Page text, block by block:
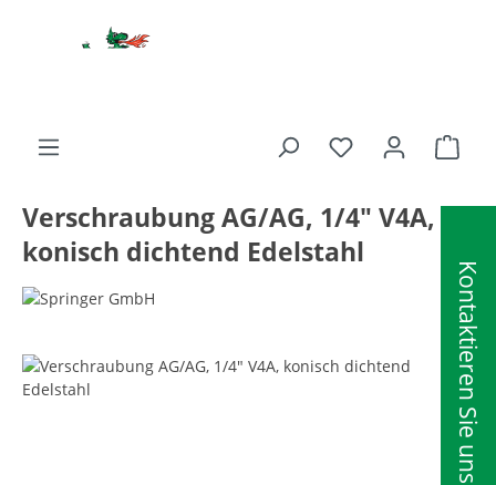
Kontaktieren Sie uns
Verschraubung AG/AG, 1/4" V4A,
konisch dichtend Edelstahl
Bildergalerie überspringen